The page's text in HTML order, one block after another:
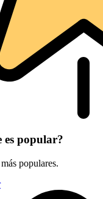
es popular?
populares.